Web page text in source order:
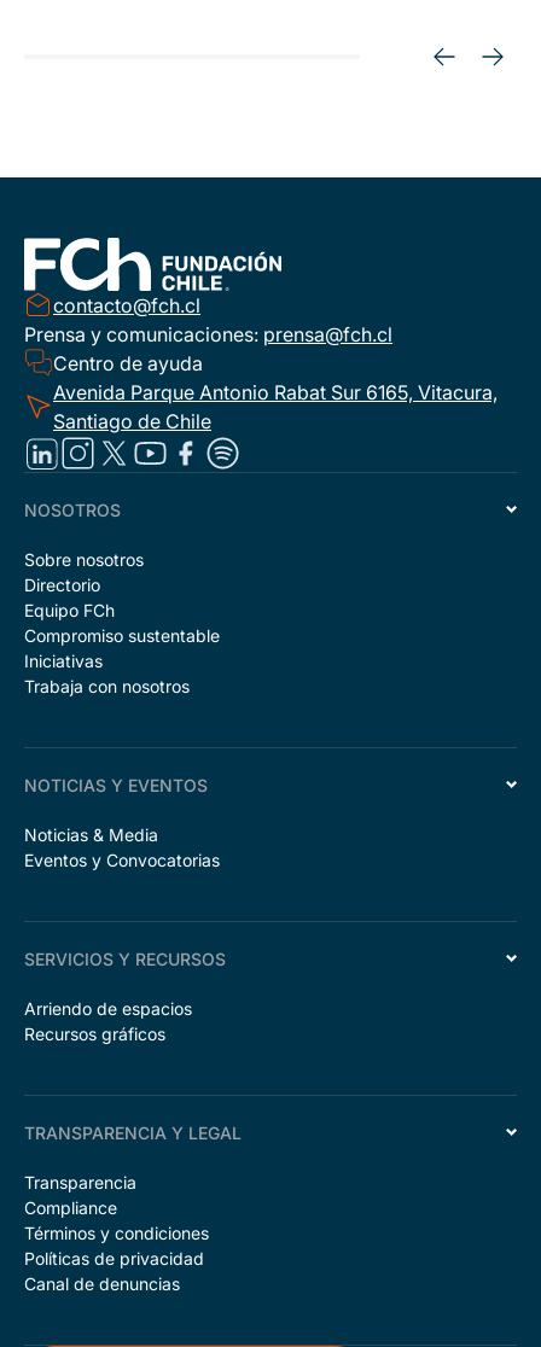
contacto@fch.cl
Prensa y comunicaciones: prensa@fch.cl
Centro de ayuda
Avenida Parque Antonio Rabat Sur 6165, Vitacura,
Santiago de Chile
NOSOTROS
Sobre nosotros
Directorio
Equipo FCh
Compromiso sustentable
Iniciativas
Trabaja con nosotros
NOTICIAS Y EVENTOS
Noticias & Media
Eventos y Convocatorias
SERVICIOS Y RECURSOS
Arriendo de espacios
Recursos gráficos
TRANSPARENCIA Y LEGAL
Transparencia
Compliance
Términos y condiciones
Políticas de privacidad
Canal de denuncias